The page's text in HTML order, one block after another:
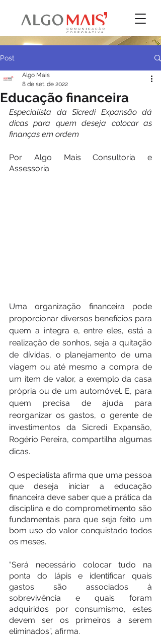
Post
Educação financeira
Algo Mais
8 de set. de 2022
Especialista da Sicredi Expansão dá
dicas para quem deseja colocar as
finanças em ordem
Por Algo Mais Consultoria e
Assessoria
Uma organização financeira pode
proporcionar diversos benefícios para
quem a integra e, entre eles, está a
realização de sonhos, seja a quitação
de dívidas, o planejamento de uma
viagem ou até mesmo a compra de
um item de valor, a exemplo da casa
própria ou de um automóvel. E, para
quem precisa de ajuda para
reorganizar os gastos, o gerente de
investimentos da Sicredi Expansão,
Rogério Pereira, compartilha algumas
dicas.
O especialista afirma que uma pessoa
que deseja iniciar a educação
financeira deve saber que a prática da
disciplina e do comprometimento são
fundamentais para que seja feito um
bom uso do valor conquistado todos
os meses.
“Será necessário colocar tudo na
ponta do lápis e identificar quais
gastos são associados à
sobrevivência e quais foram
adquiridos por consumismo, estes
devem ser os primeiros a serem
eliminados”, afirma.